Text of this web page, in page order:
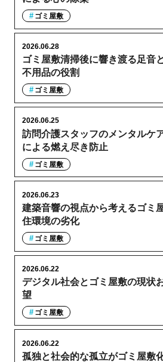
ゴミ屋敷
ゴミ屋敷清掃後に響き渡る足音
不用品の役割
2026.06.28
ゴミ屋敷
訪問介護スタッフのメンタルケ
による燃え尽き防止
2026.06.25
ゴミ屋敷
建築音響の視点から考えるゴミ
住環境の劣化
2026.06.23
ゴミ屋敷
デジタル社会とゴミ屋敷の現状
望
2026.06.22
ゴミ屋敷
孤独と社会的な孤立がゴミ屋敷
2026.06.22